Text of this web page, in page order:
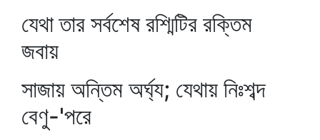
যেথা তার সর্বশেষ রশ্মিটির রক্তিম
জবায়
সাজায় অন্তিম অর্ঘ্য; যেথায় নিঃশব্দ
বেণু-'পরে